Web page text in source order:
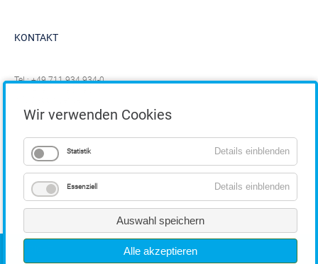
KONTAKT
Tel.:+49 711 934 934-0
Wir verwenden Cookies
Statistik Details einblenden
Essenziell Details einblenden
Auswahl speichern
Alle akzeptieren